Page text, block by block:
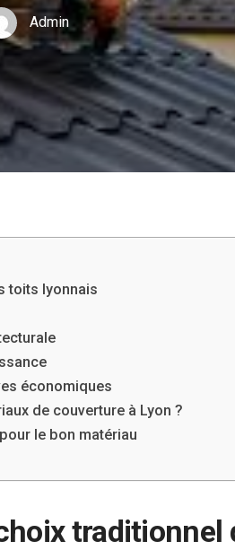
Admin
toits lyonnais
économiques
de couverture à Lyon ?
le bon matériau
traditionnel